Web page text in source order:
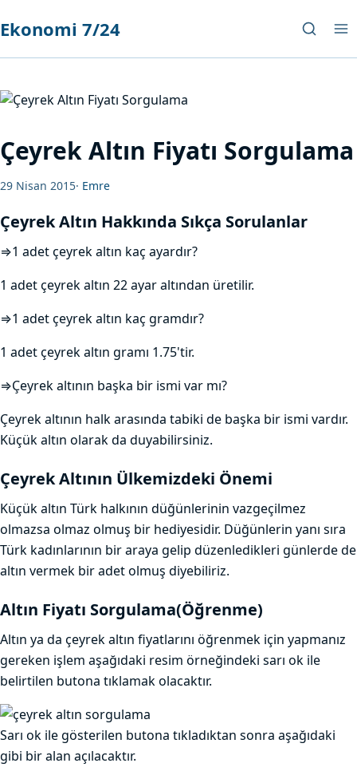
Ekonomi 7/24
Çeyrek Altın Fiyatı Sorgulama
29 Nisan 2015· Emre
Çeyrek Altın Hakkında Sıkça Sorulanlar
⇒1 adet çeyrek altın kaç ayardır?
1 adet çeyrek altın 22 ayar altından üretilir.
⇒1 adet çeyrek altın kaç gramdır?
1 adet çeyrek altın gramı 1.75'tir.
⇒Çeyrek altının başka bir ismi var mı?
Çeyrek altının halk arasında tabiki de başka bir ismi vardır.
Küçük altın olarak da duyabilirsiniz.
Çeyrek Altının Ülkemizdeki Önemi
Küçük altın Türk halkının düğünlerinin vazgeçilmez
olmazsa olmaz olmuş bir hediyesidir. Düğünlerin yanı sıra
Türk kadınlarının bir araya gelip düzenledikleri günlerde de
altın vermek bir adet olmuş diyebiliriz.
Altın Fiyatı Sorgulama(Öğrenme)
Altın ya da çeyrek altın fiyatlarını öğrenmek için yapmanız
gereken işlem aşağıdaki resim örneğindeki sarı ok ile
belirtilen butona tıklamak olacaktır.
Sarı ok ile gösterilen butona tıkladıktan sonra aşağıdaki
gibi bir alan açılacaktır.